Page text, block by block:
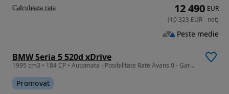
BMW Seria 5 520d xDrive
1995 cm3 • 184 CP • Automata - Posibilitate Rate Avans 0 - Garantie 12 Luni - IMPECABILA
Promovat
12 490 EUR
(10 323 EUR- net)
Peste medie
Calculeaza rata